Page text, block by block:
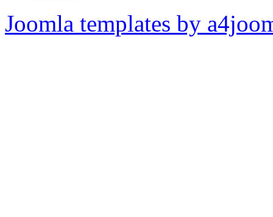
Joomla templates by